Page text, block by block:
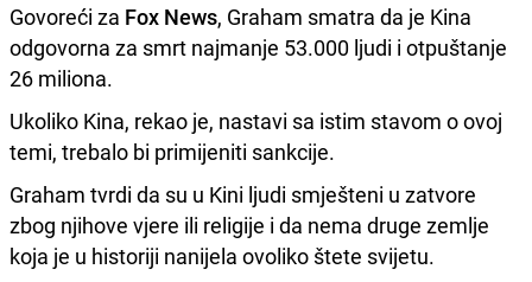
Govoreći za Fox News, Graham smatra da je Kina
odgovorna za smrt najmanje 53.000 ljudi i otpuštanje
26 miliona.
Ukoliko Kina, rekao je, nastavi sa istim stavom o ovoj
temi, trebalo bi primijeniti sankcije.
Graham tvrdi da su u Kini ljudi smješteni u zatvore
zbog njihove vjere ili religije i da nema druge zemlje
koja je u historiji nanijela ovoliko štete svijetu.